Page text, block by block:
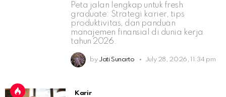
Peta jalan lengkap untuk fresh
graduate: Strategi karier, tips
produktivitas, dan panduan
manajemen finansial di dunia kerja
tahun 2026.
by Jati Sunarto July 28, 2026, 11:34 pm
Karir